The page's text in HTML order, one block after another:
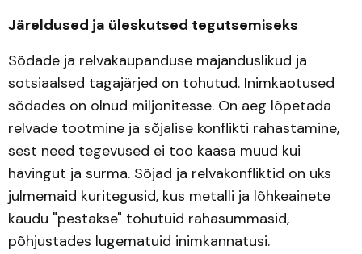
Järeldused ja üleskutsed tegutsemiseks
Sõdade ja relvakaupanduse majanduslikud ja
sotsiaalsed tagajärjed on tohutud. Inimkaotused
sõdades on olnud miljonitesse. On aeg lõpetada
relvade tootmine ja sõjalise konflikti rahastamine,
sest need tegevused ei too kaasa muud kui
hävingut ja surma. Sõjad ja relvakonfliktid on üks
julmemaid kuritegusid, kus metalli ja lõhkeainete
kaudu "pestakse" tohutuid rahasummasid,
põhjustades lugematuid inimkannatusi.